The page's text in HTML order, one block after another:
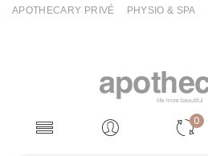
APOTHECARY PRIVÉ PHYSIO & SPA
0